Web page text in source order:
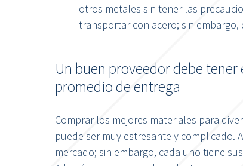
otros metales sin tener las
transportar con acero; sin
Un buen proveedor debe
promedio de entrega
Comprar los mejores materiales para
puede ser muy estresante y complicado.
mercado; sin embargo, cada uno tiene